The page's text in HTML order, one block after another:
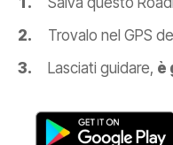
Trovalo nel GPS
Lasciati guidare, è